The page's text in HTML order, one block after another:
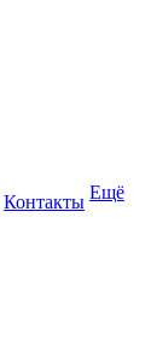
Контакты Ещё